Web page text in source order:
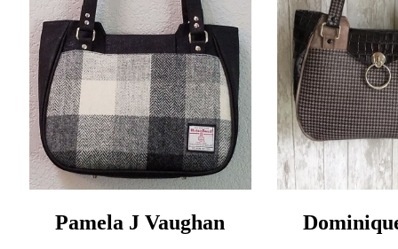
Pamela J Vaughan